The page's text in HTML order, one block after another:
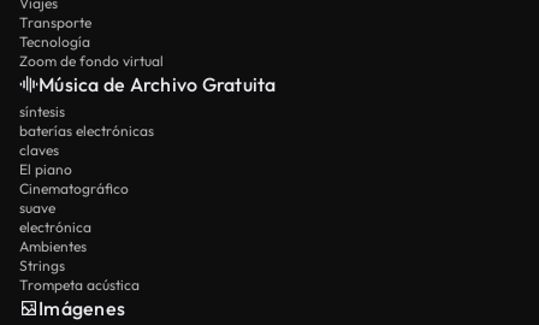
Transporte
Tecnología
Zoom de fondo virtual
Música de Archivo Gratuita
síntesis
baterías electrónicas
claves
El piano
Cinematográfico
suave
electrónica
Ambientes
Strings
Trompeta acústica
Imágenes